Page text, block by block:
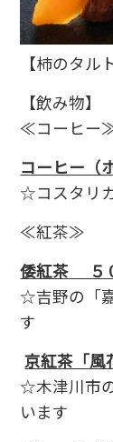
【柿のタル
【飲み物】
≪コーヒー
コーヒー（
☆コスタリ
≪紅茶≫
倭紅茶 ５
☆吉野の「
す
京紅茶「風
☆木津川市
います